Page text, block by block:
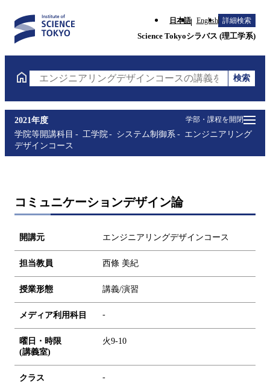
日本語 English 詳細検索
Science Tokyoシラバス (理工学系)
エンジニアリングデザインコースの講義を検索（講
検索
学部・課程を開閉
2021年度
学院等開講科目
工学院 システム制御系
エンジニアリング
デザインコース
コミュニケーションデザイン論
開講元 エンジニアリングデザインコース
担当教員 西條 美紀
授業形態 講義/演習
メディア利用科目 -
曜日・時限
(講義室)
火9-10
クラス -